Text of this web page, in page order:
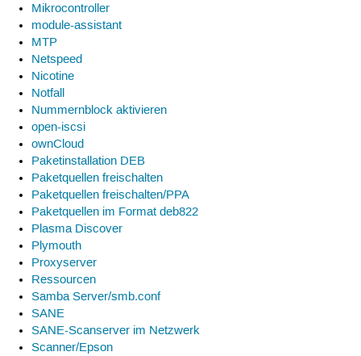
Mikrocontroller
module-assistant
MTP
Netspeed
Nicotine
Notfall
Nummernblock aktivieren
open-iscsi
ownCloud
Paketinstallation DEB
Paketquellen freischalten
Paketquellen freischalten/PPA
Paketquellen im Format deb822
Plasma Discover
Plymouth
Proxyserver
Ressourcen
Samba Server/smb.conf
SANE
SANE-Scanserver im Netzwerk
Scanner/Epson